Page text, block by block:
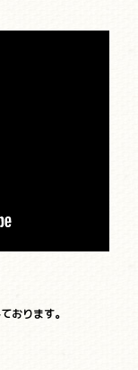
おります。